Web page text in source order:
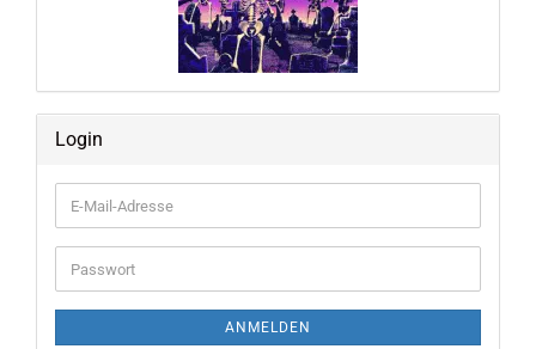
Login
E-
Mail-
Adresse
Passwort
ANMELDEN